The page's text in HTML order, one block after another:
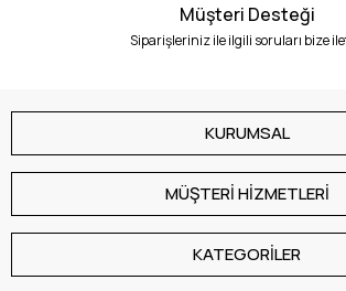
Müşteri Desteği
Siparişleriniz ile ilgili soruları bize
KURUMSAL
MÜŞTERİ HİZMETLERİ
KATEGORİLER